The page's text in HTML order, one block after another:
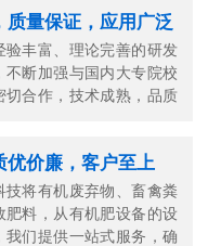
质量保证，应用广泛
验丰富、理论完善的研发
不断加强与国内大专院校
切合作，技术成熟，品质
优价廉，客户至上
技将有机废弃物、畜禽粪
肥料，从有机肥设备的设
我们提供一站式服务，确